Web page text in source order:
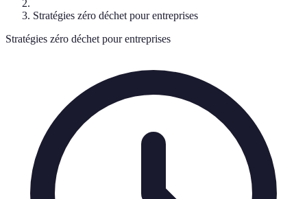
Stratégies zéro déchet pour entreprises
Stratégies zéro déchet pour entreprises